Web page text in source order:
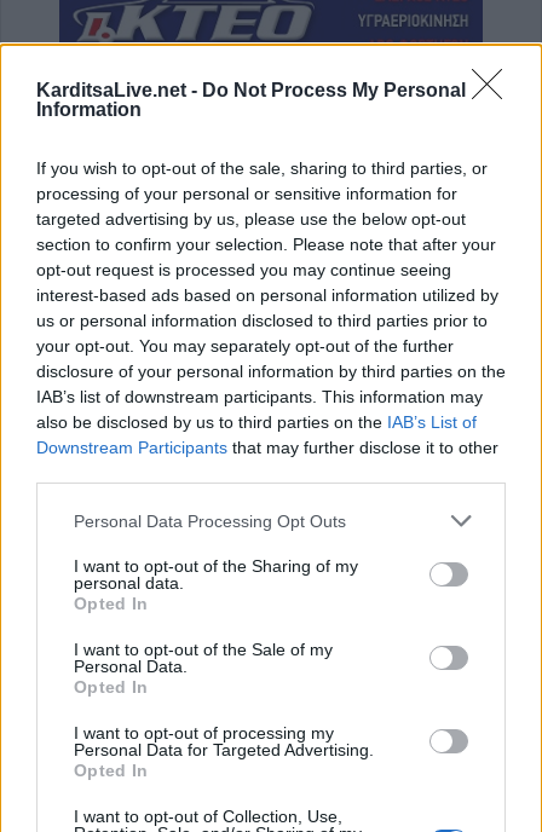
KarditsaLive.net - Do Not Process My Personal
Information
If you wish to opt-out of the sale, sharing to third parties, or
processing of your personal or sensitive information for
targeted advertising by us, please use the below opt-out
section to confirm your selection. Please note that after your
opt-out request is processed you may continue seeing
interest-based ads based on personal information utilized by
us or personal information disclosed to third parties prior to
your opt-out. You may separately opt-out of the further
disclosure of your personal information by third parties on the
IAB’s list of downstream participants. This information may
also be disclosed by us to third parties on the IAB’s List of
Downstream Participants that may further disclose it to other
Personal Data Processing Opt Outs
I want to opt-out of the Sharing of my
personal data.
Opted In
I want to opt-out of the Sale of my
Personal Data.
Opted In
I want to opt-out of processing my
Personal Data for Targeted Advertising.
Opted In
I want to opt-out of Collection, Use,
ΤΕΛΕΥΤΑΙΑ ΝΕΑ
Conference League: Τα αποτελέσματα των
πρώτων αγώνων του Γ΄προκριματικού
γύρου
7 Αυγούστου 2026, 00:10
Europa League: Με ΤΣΚΑ Σόφιας λογικά ο
ΟΦΗ στα Play Off - Τα αποτελέσματα των
πρώτων αγώνων στον Γ' προκριματικό
“Ciao espresso bar”: 12 χρόνια τώρα η δική
6 Αυγούστου 2026, 23:51
Με την πλάτη στον τοίχο ο ΠΑΟΚ - Ήττα
6 Αυγούστου 2026, 22:57
χώροι στο ν. Καρδίτσας, δυνατότητα
επίσκεψης και σε άλλους τέσσερις